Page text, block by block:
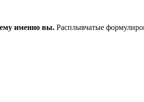
именно вы. Расплывчатые